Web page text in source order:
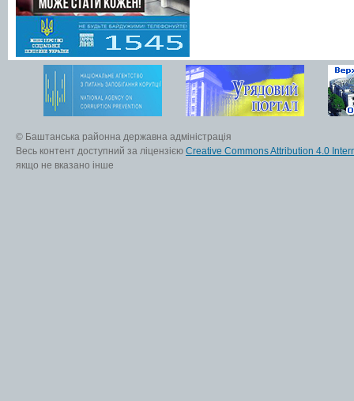
© Баштанська районна державна адміністрація
Весь контент доступний за ліцензією Creative Commons Attribution 4.0
якщо не вказано інше